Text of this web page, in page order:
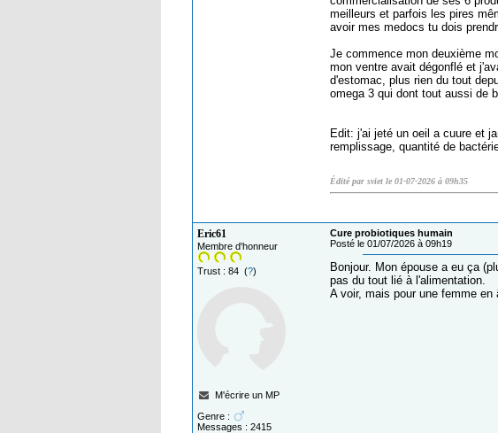
meilleurs et parfois les pires
avoir mes medocs tu dois
Je commence mon deuxième
mon ventre avait dégonflé et
d'estomac, plus rien du tout
omega 3 qui dont tout aussi de
Edit: j'ai jeté un oeil a cuure et
remplissage, quantité de
Édité par sviet le 01-07-2026 à 09h35
Eric61
Membre d'honneur
Trust : 84 (?)
M'écrire un MP
Genre :
Messages : 2415
Cure probiotiques humain
Posté le 01/07/2026 à 09h19
Bonjour. Mon épouse a eu ça
pas du tout lié à l'alimentation.
A voir, mais pour une femme en